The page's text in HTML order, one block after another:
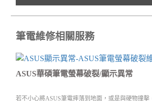
筆電維修相關服務
ASUS華碩筆電螢幕破裂/顯示異常
若不小心將ASUS筆電摔落到地面，或是與硬物撞擊